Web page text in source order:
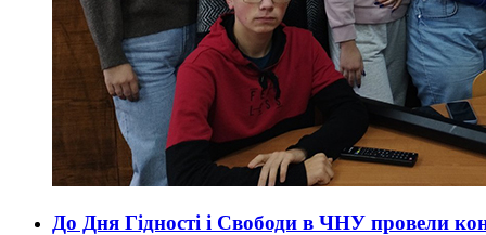
До Дня Гідності і Свободи в ЧНУ провели